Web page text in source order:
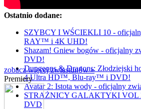
Ostatnio dodane:
SZYBCY I WŚCIEKLI 10 -
RAY™ i 4K UHD!
Shazam! Gniew bogów - oficjalny
DVD!
Dungeons & Dragons: Złodziejski
4 Ultra HD™, Blu-ray™ i DVD!
Avatar 2: Istota wody - oficjalny
STRAŻNICY GALAKTYKI VOL
DVD
zobacz więcej zwiastunów »
Premiery